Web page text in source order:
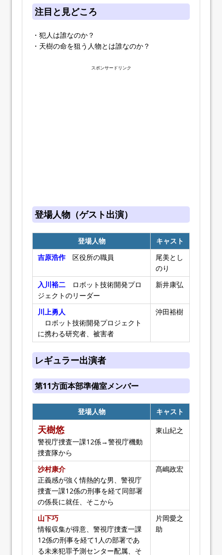
注目と見どころ
・犯人は誰なのか？
・天樹の命を狙う人物とは誰なのか？
スポンサードリンク
登場人物（ゲスト出演）
登場人物
キャスト
吉原浩作区役所の職員
尾美とし
のり
入川裕二 ロボット技術開発プロ
ジェクトのリーダー
新井康弘
川上勇人
ロボット技術開発プロジェクト
に携わる研究者、被害者
沖田裕樹
レギュラー出演者
第11方面本部準備室メンバー
登場人物 キャスト
天樹悠
警視庁捜査一課12係→警視庁機動
捜査隊から
東山紀之
沙村康介
正義感が強く情熱的な男、警視庁
捜査一課12係の刑事を経て同部署
の係長に就任、そこから
髙嶋政宏
山下巧
情報収集が得意、警視庁捜査一課
12係の刑事を経て1人の部署であ
る未来犯罪予測センター配属、そ
片岡愛之
助